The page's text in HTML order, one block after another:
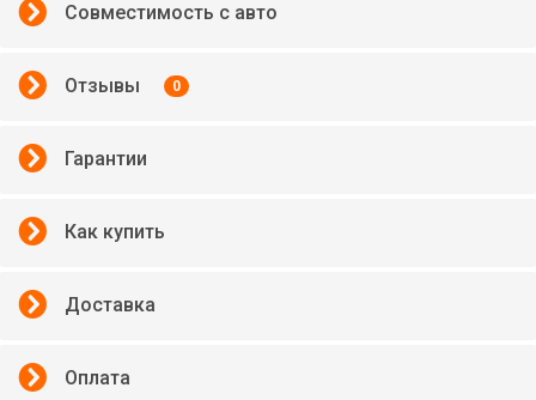
Совместимость с авто
Отзывы 0
Гарантии
Как купить
Доставка
Оплата